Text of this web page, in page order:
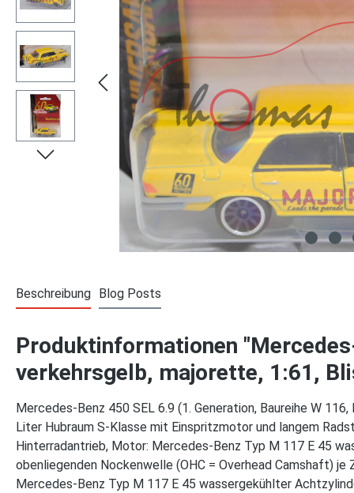
Beschreibung Blog Posts
Produktinformationen
verkehrsgelb, majorette, 1:61,
Mercedes-Benz 450 SEL 6.9 (1. Generation, Baureihe W
Liter Hubraum S-Klasse mit Einspritzmotor und langem
Hinterradantrieb, Motor: Mercedes-Benz Typ M 117 E 45
obenliegenden Nockenwelle (OHC = Overhead Camshaft)
Mercedes-Benz Typ M 117 E 45 wassergekühlter